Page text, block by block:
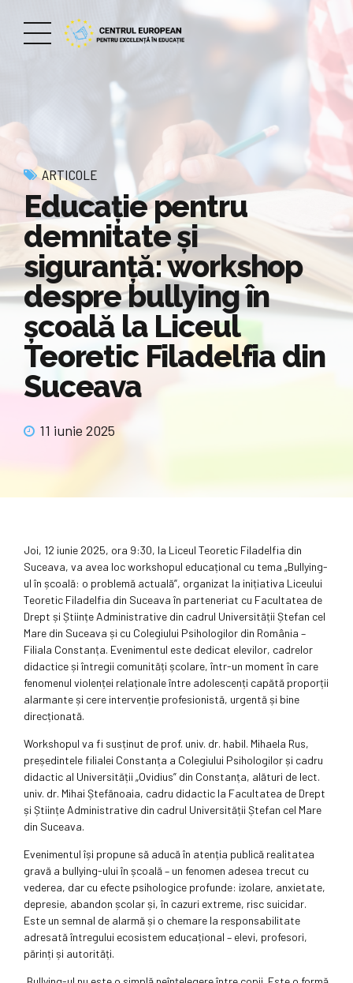
ARTICOLE
Educație pentru
demnitate și
siguranță: workshop
despre bullying în
școală la Liceul
Teoretic Filadelfia din
Suceava
11 iunie 2025
Joi, 12 iunie 2025, ora 9:30, la Liceul Teoretic Filadelfia din
Suceava, va avea loc workshopul educațional cu tema „Bullying-
ul în școală: o problemă actuală”, organizat la inițiativa Liceului
Teoretic Filadelfia din Suceava în parteneriat cu Facultatea de
Drept și Științe Administrative din cadrul Universității Ștefan cel
Mare din Suceava și cu Colegiului Psihologilor din România –
Filiala Constanța. Evenimentul este dedicat elevilor, cadrelor
didactice și întregii comunități școlare, într-un moment în care
fenomenul violenței relaționale între adolescenți capătă proporții
alarmante și cere intervenție profesionistă, urgentă și bine
direcționată.
Workshopul va fi susținut de prof. univ. dr. habil. Mihaela Rus,
președintele filialei Constanța a Colegiului Psihologilor și cadru
didactic al Universității „Ovidius” din Constanța, alături de lect.
univ. dr. Mihai Ștefănoaia, cadru didactic la Facultatea de Drept
și Științe Administrative din cadrul Universității Ștefan cel Mare
din Suceava.
Evenimentul își propune să aducă în atenția publică realitatea
gravă a bullying-ului în școală – un fenomen adesea trecut cu
vederea, dar cu efecte psihologice profunde: izolare, anxietate,
depresie, abandon școlar și, în cazuri extreme, risc suicidar.
Este un semnal de alarmă și o chemare la responsabilitate
adresată întregului ecosistem educațional – elevi, profesori,
părinți și autorități.